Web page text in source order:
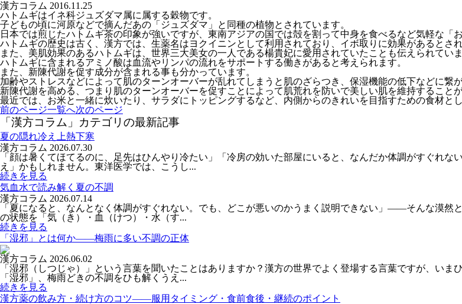
漢方コラム 2016.11.25
ハトムギはイネ科ジュズダマ属に属する穀物です。
子どもの頃に河原などで摘んだあの「ジュズダマ」と同種の植物とされています。
日本では煎じたハトムギ茶の印象が強いですが、東南アジアの国では殻を割って中身を食べるなど気軽な「
ハトムギの歴史は古く、漢方では、生薬名はヨクイニンとして利用されており、イボ取りに効果があるとされ
また、美肌効果のあるハトムギは、世界三大美女の一人である楊貴妃に愛用されていたことも伝えられていま
ハトムギに含まれるアミノ酸は血流やリンパの流れをサポートする働きがあると考えられます。
また、新陳代謝を促す成分が含まれる事も分かっています。
加齢やストレスなどによって肌のターンオーバーが乱れてしまうと肌のざらつき、保湿機能の低下などに繋が
新陳代謝を高める、つまり肌のターンオーバーを促すことによって肌荒れを防いで美しい肌を維持すること
最近では、お米と一緒に炊いたり、サラダにトッピングするなど、内側からのきれいを目指すための食材と
前のページ一覧へ次のページ
「漢方コラム」カテゴリの最新記事
夏の隠れ冷え上熱下寒
漢方コラム 2026.07.30
「顔は暑くてほてるのに、足先はひんやり冷たい」「冷房の効いた部屋にいると、なんだか体調がすぐれ
え」かもしれません。東洋医学では、こうし...
続きを見る
気血水で読み解く夏の不調
漢方コラム 2026.07.14
「夏になると、なんとなく体調がすぐれない。でも、どこが悪いのかうまく説明できない」――そんな漠
の状態を「気（き）・血（けつ）・水（す...
続きを見る
「湿邪」とは何か――梅雨に多い不調の正体
漢方コラム 2026.06.02
「湿邪（しつじゃ）」という言葉を聞いたことはありますか？漢方の世界でよく登場する言葉ですが、い
「湿邪」、梅雨どきの不調をひも解くうえ...
続きを見る
漢方薬の飲み方・続け方のコツ――服用タイミング・食前食後・継続のポイント